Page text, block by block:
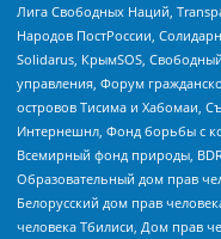
Лига Свободных Наций,
Народов ПостРоссии,
Solidarus, КрымSOS, Свободный
управления, Форум
островов Тисима и Хабомаи,
Интернешнл, Фонд борьбы с
Всемирный фонд природы,
Образовательный дом прав
Белорусский дом прав
человека Тбилиси, Дом прав